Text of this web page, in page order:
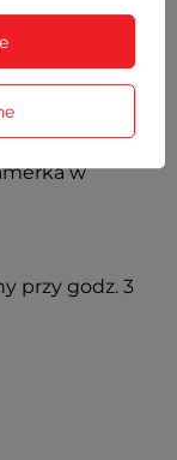
ich
w
przy godz. 3